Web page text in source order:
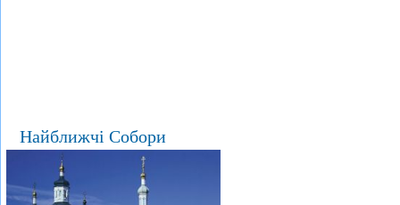
Найближчі Собори